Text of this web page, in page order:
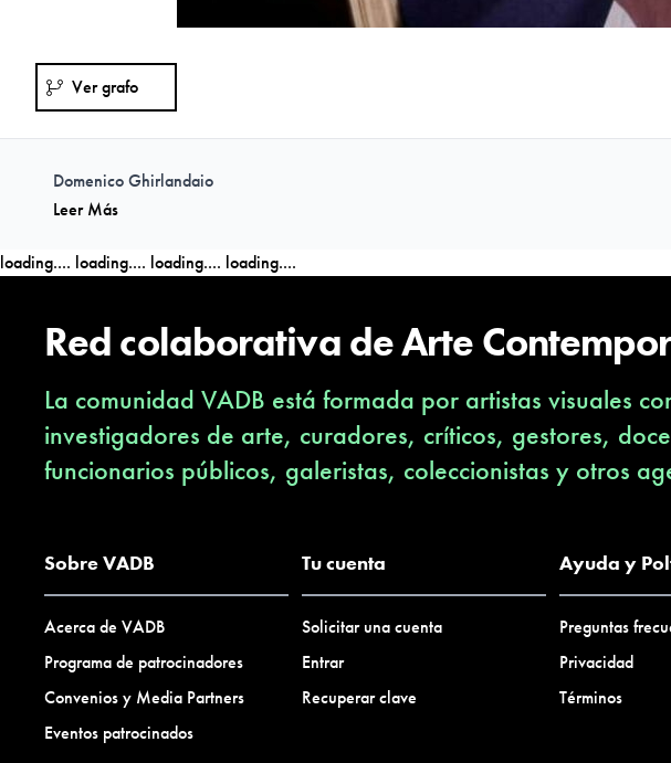
Ver grafo
Domenico Ghirlandaio
Leer Más
loading.... loading.... loading.... loading....
Red colaborativa de Arte
La comunidad VADB está formada por artistas visuales
investigadores de arte, curadores, críticos, gestores,
funcionarios públicos, galeristas, coleccionistas y otros
Sobre VADB
Acerca de VADB
Programa de patrocinadores
Convenios y Media Partners
Eventos patrocinados
Tu cuenta
Solicitar una cuenta
Entrar
Recuperar clave
Ayuda y
Preguntas
Privacidad
Términos